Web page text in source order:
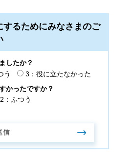
するためにみなさまのご
したか？
う
3：役に立たなかった
かったですか？
2：ふつう